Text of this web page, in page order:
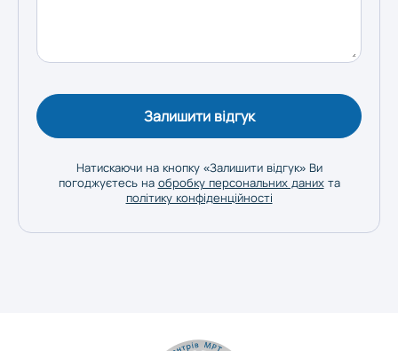
Залишити відгук
Натискаючи на кнопку «Залишити відгук» Ви
погоджуєтесь на обробку персональних данихта
політику конфіденційності